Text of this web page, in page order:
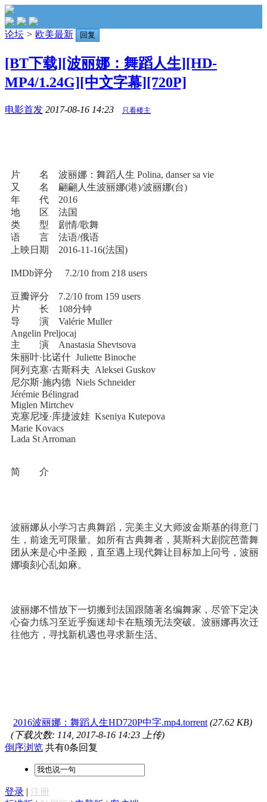
论坛 > 欧美最新 回复
[BT下载][波丽娜：舞蹈人生][HD-
MP4/1.24G][中文字幕][720P]
电影首发 2017-08-16 14:23 只看楼主
片 名 波丽娜：舞蹈人生 Polina, danser sa vie
又 名 翩翩人生波丽娜(港)/波丽娜(台)
年 代 2016
地 区 法国
类 型 剧情/歌舞
语 言 法语/俄语
上映日期 2016-11-16(法国)
IMDb评分 7.2/10 from 218 users
豆瓣评分 7.2/10 from 159 users
片 长 108分钟
导 演 Valérie Muller
Angelin Preljocaj
主 演 Anastasia Shevtsova
朱丽叶·比诺什 Juliette Binoche
阿列克塞·古斯科夫 Aleksei Guskov
尼尔斯·施内德 Niels Schneider
Jérémie Bélingrad
Miglen Mirtchev
克塞尼垭·库捷波娃 Kseniya Kutepova
Marie Kovacs
Lada St Arroman
简 介
波丽娜从小学习古典舞蹈，完美主义大师波金斯基的得意门
生，前途无可限量。如所有古典舞者，莫斯科大剧院芭蕾舞
团从来是心中圣殿，直至遇上现代舞让目标加上问号，波丽
娜顷刻心乱如麻。
波丽娜不惜放下一切搬到法国跟随著名编舞家，尽管下定决
心奋力练习至近乎痴迷却卡在瓶颈无法突破。波丽娜再次迁
往他方，寻找新机遇也寻求新生活。
2016波丽娜：舞蹈人生HD720P中字.mp4.torrent (27.62 KB)
(下载次数: 114, 2017-8-16 14:23 上传)
倒序浏览 共有0条回复
登录 | 注册